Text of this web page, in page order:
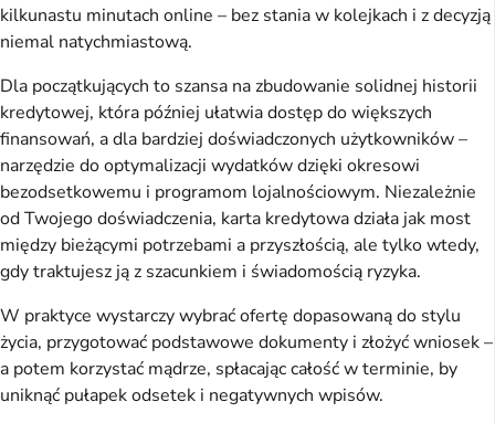
kilkunastu minutach online – bez stania w kolejkach i z decyzją
niemal natychmiastową.
Dla początkujących to szansa na zbudowanie solidnej historii
kredytowej, która później ułatwia dostęp do większych
finansowań, a dla bardziej doświadczonych użytkowników –
narzędzie do optymalizacji wydatków dzięki okresowi
bezodsetkowemu i programom lojalnościowym. Niezależnie
od Twojego doświadczenia, karta kredytowa działa jak most
między bieżącymi potrzebami a przyszłością, ale tylko wtedy,
gdy traktujesz ją z szacunkiem i świadomością ryzyka.
W praktyce wystarczy wybrać ofertę dopasowaną do stylu
życia, przygotować podstawowe dokumenty i złożyć wniosek –
a potem korzystać mądrze, spłacając całość w terminie, by
uniknąć pułapek odsetek i negatywnych wpisów.